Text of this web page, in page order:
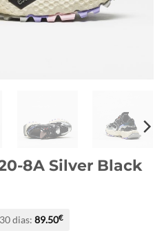
8A Silver Black
dias: 89.50€